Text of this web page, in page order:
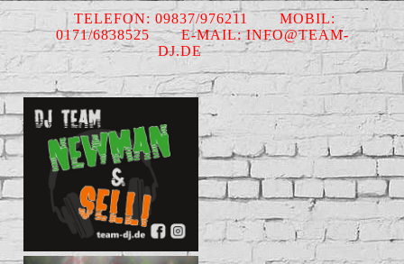
TELEFON: 09837/976211 MOBIL:
0171/6838525 E-MAIL: INFO@TEAM-
DJ.DE